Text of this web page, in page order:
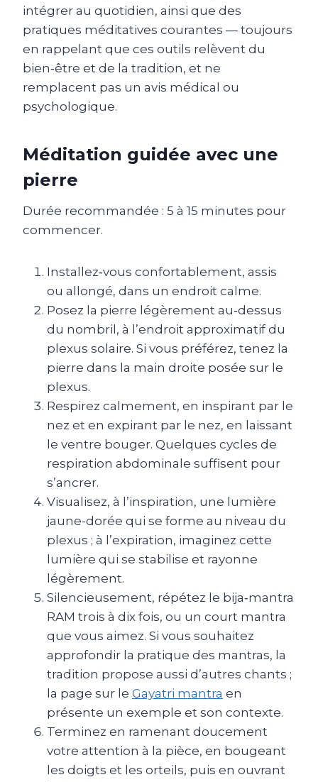
intégrer au quotidien, ainsi que des
pratiques méditatives courantes — toujours
en rappelant que ces outils relèvent du
bien‑être et de la tradition, et ne
remplacent pas un avis médical ou
psychologique.
Méditation guidée avec une
pierre
Durée recommandée : 5 à 15 minutes pour
commencer.
Installez‑vous confortablement, assis
ou allongé, dans un endroit calme.
Posez la pierre légèrement au‑dessus
du nombril, à l’endroit approximatif du
plexus solaire. Si vous préférez, tenez la
pierre dans la main droite posée sur le
plexus.
Respirez calmement, en inspirant par le
nez et en expirant par le nez, en laissant
le ventre bouger. Quelques cycles de
respiration abdominale suffisent pour
s’ancrer.
Visualisez, à l’inspiration, une lumière
jaune-dorée qui se forme au niveau du
plexus ; à l’expiration, imaginez cette
lumière qui se stabilise et rayonne
légèrement.
Silencieusement, répétez le bija‑mantra
RAM trois à dix fois, ou un court mantra
que vous aimez. Si vous souhaitez
approfondir la pratique des mantras, la
tradition propose aussi d’autres chants ;
la page sur le Gayatri mantra en
présente un exemple et son contexte.
Terminez en ramenant doucement
votre attention à la pièce, en bougeant
les doigts et les orteils, puis en ouvrant